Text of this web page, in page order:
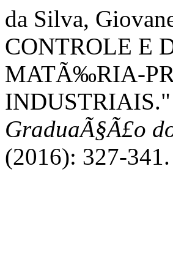
da Silva,
CONTROLE E
MATÃ‰RIA-
INDUSTRIAIS."
GraduaÃ§Ã£o
(2016): 327-